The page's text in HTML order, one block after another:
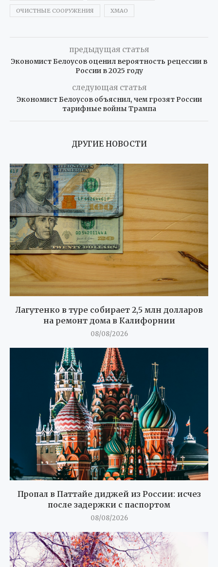
ОЧИСТНЫЕ СООРУЖЕНИЯ ХМАО
предыдущая статья
Экономист Белоусов оценил вероятность рецессии в
России в 2025 году
следующая статья
Экономист Белоусов объяснил, чем грозят России
тарифные войны Трампа
ДРУГИЕ НОВОСТИ
Лагутенко в туре собирает 2,5 млн долларов
на ремонт дома в Калифорнии
08/08/2026
Пропал в Паттайе диджей из России: исчез
после задержки с паспортом
08/08/2026